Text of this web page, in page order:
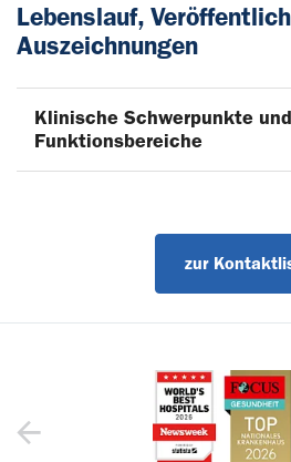
Lebenslauf,
Auszeichnungen
Klinische Schwerpunkte und
Funktionsbereiche
zur